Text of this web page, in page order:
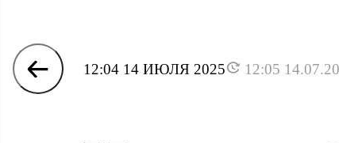
12:04 14 ИЮЛЯ 2025 12:05